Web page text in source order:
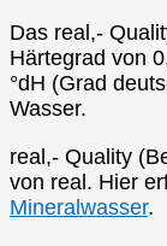
Das real,-
Härtegrad von
°dH (Grad
Wasser.
real,- Quality
von real. Hier
Mineralwasser.